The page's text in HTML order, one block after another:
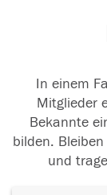
In einem
Mitglieder
Bekannte
bilden.
und